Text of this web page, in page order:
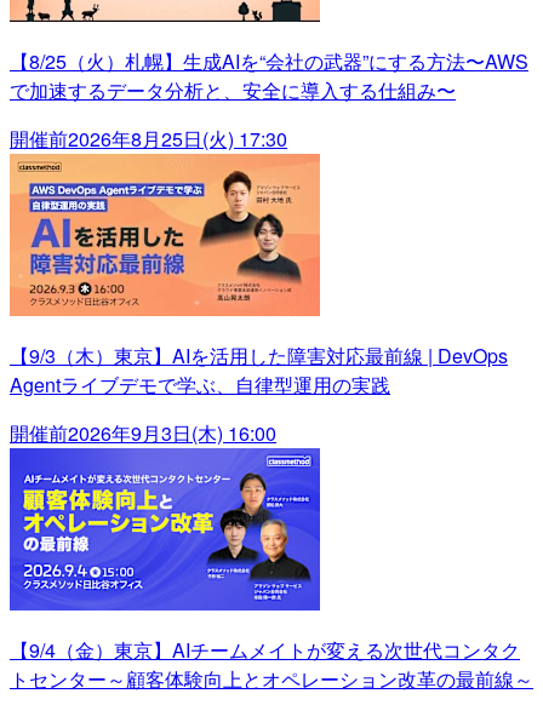
【8/25（火）札幌】生成AIを“会社の武器”にする方法〜AWS
で加速するデータ分析と、安全に導入する仕組み〜
開催前2026年8月25日(火) 17:30
【9/3（木）東京】AIを活用した障害対応最前線 | DevOps
Agentライブデモで学ぶ、自律型運用の実践
開催前2026年9月3日(木) 16:00
【9/4（金）東京】AIチームメイトが変える次世代コンタク
トセンター～顧客体験向上とオペレーション改革の最前線～